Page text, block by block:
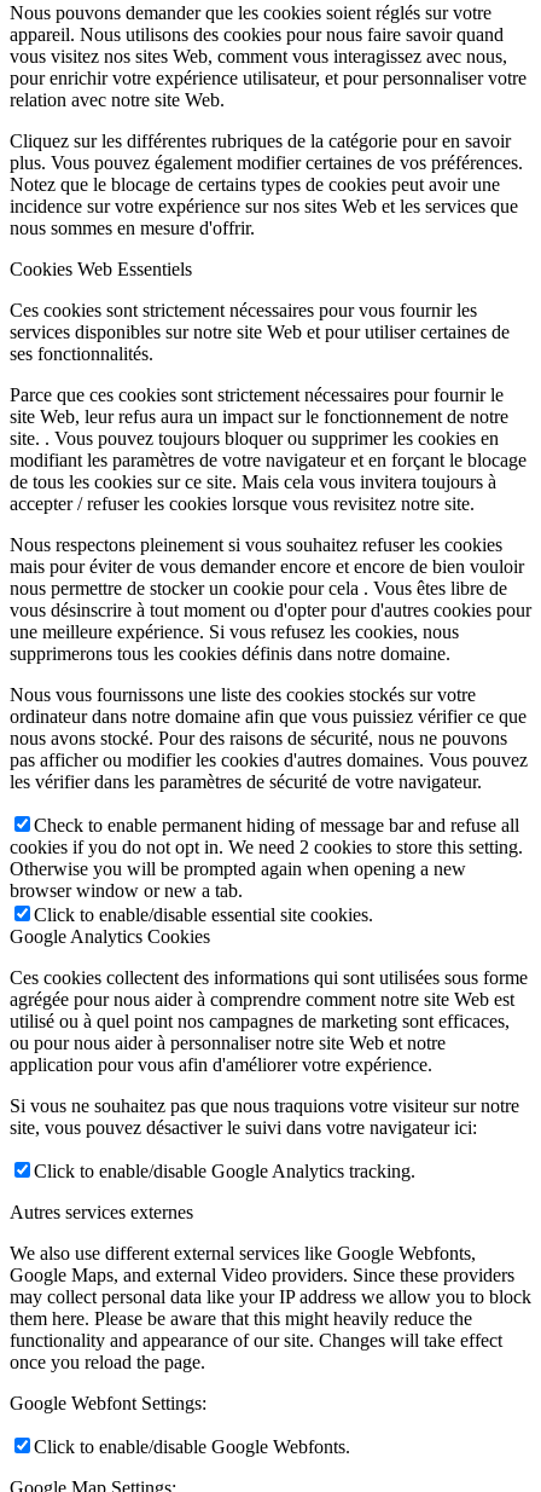
Nous pouvons demander que les cookies soient réglés sur votre
appareil. Nous utilisons des cookies pour nous faire savoir quand
vous visitez nos sites Web, comment vous interagissez avec nous,
pour enrichir votre expérience utilisateur, et pour personnaliser votre
relation avec notre site Web.
Cliquez sur les différentes rubriques de la catégorie pour en savoir
plus. Vous pouvez également modifier certaines de vos préférences.
Notez que le blocage de certains types de cookies peut avoir une
incidence sur votre expérience sur nos sites Web et les services que
nous sommes en mesure d'offrir.
Cookies Web Essentiels
Ces cookies sont strictement nécessaires pour vous fournir les
services disponibles sur notre site Web et pour utiliser certaines de
ses fonctionnalités.
Parce que ces cookies sont strictement nécessaires pour fournir le
site Web, leur refus aura un impact sur le fonctionnement de notre
site. . Vous pouvez toujours bloquer ou supprimer les cookies en
modifiant les paramètres de votre navigateur et en forçant le blocage
de tous les cookies sur ce site. Mais cela vous invitera toujours à
accepter / refuser les cookies lorsque vous revisitez notre site.
Nous respectons pleinement si vous souhaitez refuser les cookies
mais pour éviter de vous demander encore et encore de bien vouloir
nous permettre de stocker un cookie pour cela . Vous êtes libre de
vous désinscrire à tout moment ou d'opter pour d'autres cookies pour
une meilleure expérience. Si vous refusez les cookies, nous
supprimerons tous les cookies définis dans notre domaine.
Nous vous fournissons une liste des cookies stockés sur votre
ordinateur dans notre domaine afin que vous puissiez vérifier ce que
nous avons stocké. Pour des raisons de sécurité, nous ne pouvons
pas afficher ou modifier les cookies d'autres domaines. Vous pouvez
les vérifier dans les paramètres de sécurité de votre navigateur.
Check to enable permanent hiding of message bar and refuse all
cookies if you do not opt in. We need 2 cookies to store this setting.
Otherwise you will be prompted again when opening a new
browser window or new a tab.
Click to enable/disable essential site cookies.
Google Analytics Cookies
Ces cookies collectent des informations qui sont utilisées sous forme
agrégée pour nous aider à comprendre comment notre site Web est
utilisé ou à quel point nos campagnes de marketing sont efficaces,
ou pour nous aider à personnaliser notre site Web et notre
application pour vous afin d'améliorer votre expérience.
Si vous ne souhaitez pas que nous traquions votre visiteur sur notre
site, vous pouvez désactiver le suivi dans votre navigateur ici:
Click to enable/disable Google Analytics tracking.
Autres services externes
We also use different external services like Google Webfonts,
Google Maps, and external Video providers. Since these providers
may collect personal data like your IP address we allow you to block
them here. Please be aware that this might heavily reduce the
functionality and appearance of our site. Changes will take effect
once you reload the page.
Google Webfont Settings:
Click to enable/disable Google Webfonts.